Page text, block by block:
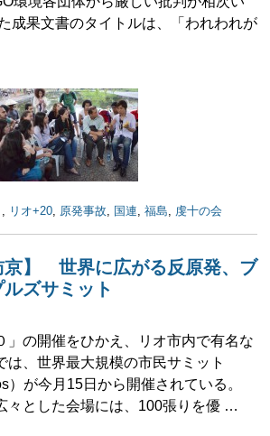
果文書のタイトルは、「われわれが
, リオ+20, 原発事故, 国連, 福島, 虔十の会
京】 世界に広がる反原発、ブ
ズサミット
の開催をひかえ、リオ市内で有名な
は、世界最大規模の市民サミット
）が今月15日から開催されている。
々とした会場には、100張りを優 …